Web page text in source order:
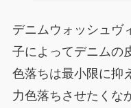
デニムウォッシュヴ
子によってデニムの
色落ちは最小限に抑
力色落ちさせたくな